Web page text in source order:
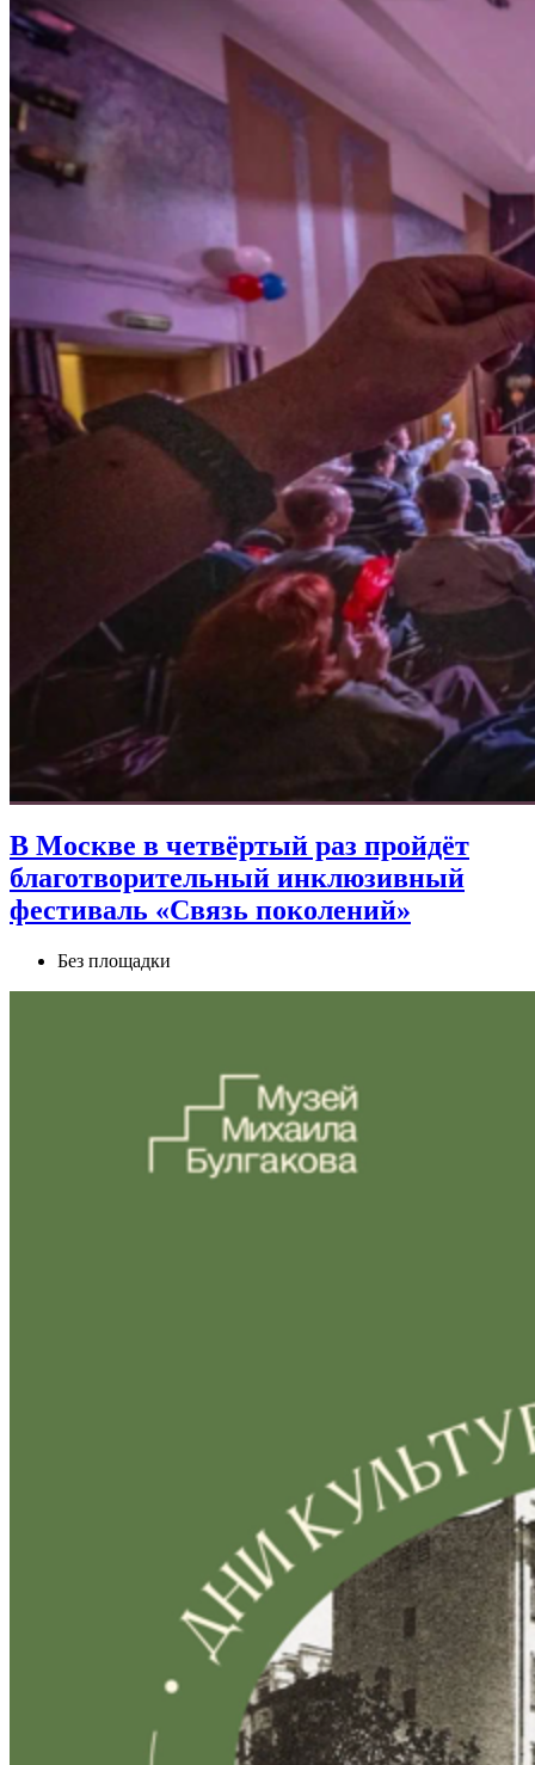
В Москве в четвёртый раз пройдёт
благотворительный инклюзивный
фестиваль «Связь поколений»
Без площадки